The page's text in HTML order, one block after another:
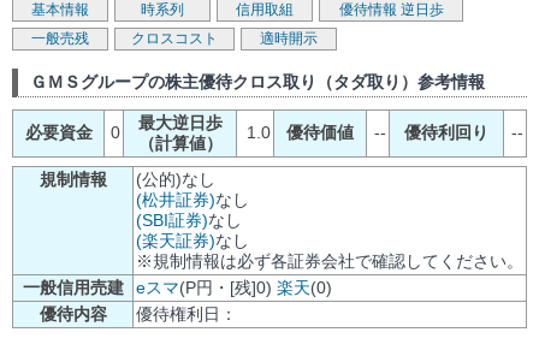
基本情報 時系列 信用取組 優待情報 逆日歩
一般売残
クロスコスト 適時開示
ＧＭＳグループの株主優待クロス取り（タダ取り）参考情報
必要資金 0
最大逆日歩
（計算値）
1.0 優待価値 -- 優待利回り --
規制情報
(公的)なし
(松井証券)なし
(SBI証券)なし
(楽天証券)なし
※規制情報は必ず各証券会社で確認してください。
一般信用売建
eスマ(P円・[残]0) 楽天(0)
優待内容
優待権利日：